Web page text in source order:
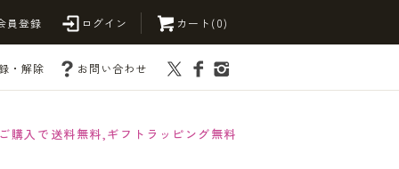
員登録 ログイン カート(0)
・解除 お問い合わせ
購入で送料無料,ギフトラッピング無料